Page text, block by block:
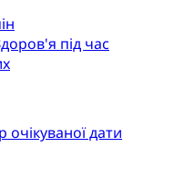
під час
очікуваної дати